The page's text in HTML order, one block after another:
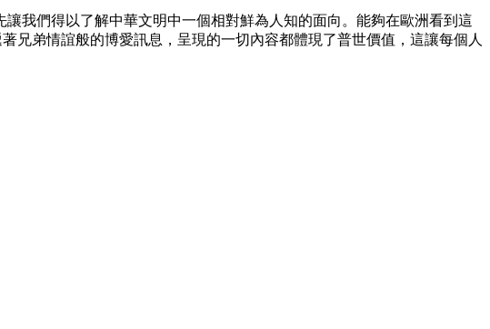
我們得以了解中華文明中一個相對鮮為人知的面向。能夠在歐洲看到這
兄弟情誼般的博愛訊息，呈現的一切內容都體現了普世價值，這讓每個人